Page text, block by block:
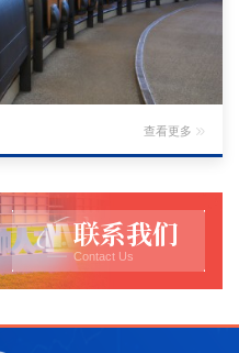
查看更多
联系我们
Contact Us